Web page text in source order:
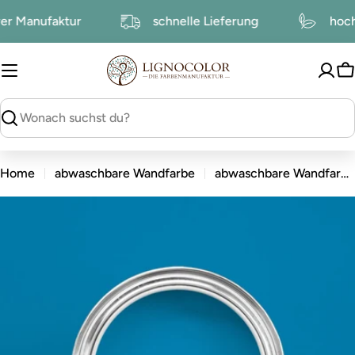
Inhalt
Manufaktur schnelle Lieferung
suchen
Home abwaschbare Wandfarbe abwaschbare Wandfarbe Blau